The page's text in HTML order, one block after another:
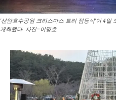
'선암호수공원 크리스마스 트리 점등식'이 4일
개최됐다. 사진=이명호